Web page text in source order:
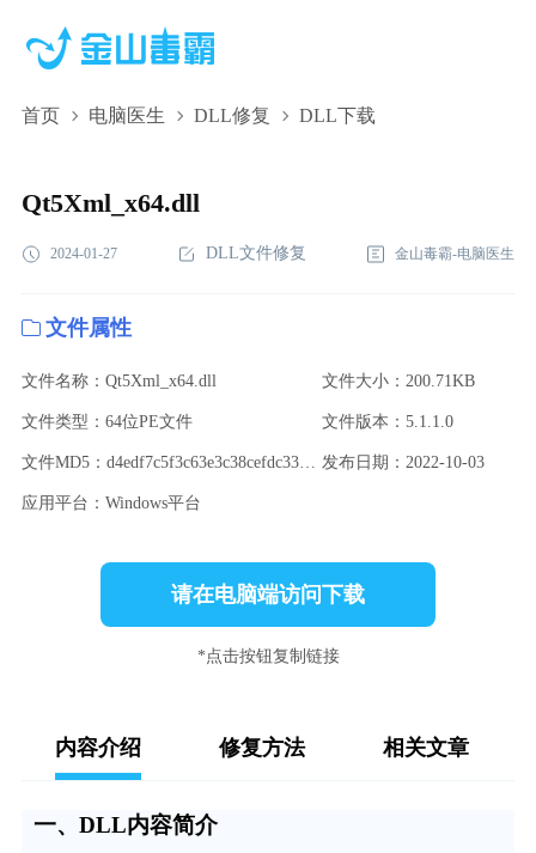
首页 电脑医生 DLL修复 DLL下载
Qt5Xml_x64.dll,Qt5Xml_x64.dll下载,Qt5Xml_x64.dll修复
Qt5Xml_x64.dll
2024-01-27 DLL文件修复 金山毒霸-电脑医生
文件属性
文件名称：Qt5Xml_x64.dll 文件大小：200.71KB
文件类型：64位PE文件 文件版本：5.1.1.0
文件MD5：d4edf7c5f3c63e3c38cefdc33cc074f3 发布日期：2022-10-03
应用平台：Windows平台
请在电脑端访问下载
*点击按钮复制链接
内容介绍 修复方法 相关文章
一、DLL内容简介